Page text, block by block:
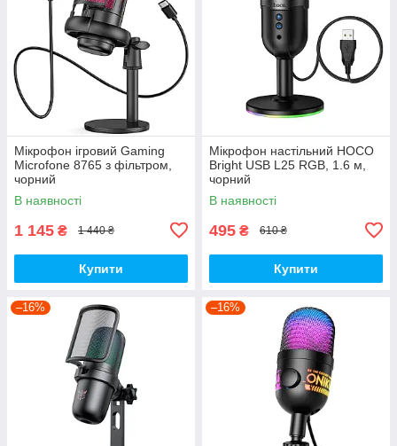
Мікрофон ігровий Gaming
Microfone 8765 з фільтром,
чорний
В наявності
1 145 ₴ 1 440 ₴
Купити
Мікрофон настільний HOCO
Bright USB L25 RGB, 1.6 м,
чорний
В наявності
495 ₴ 610 ₴
Купити
–16% –16%